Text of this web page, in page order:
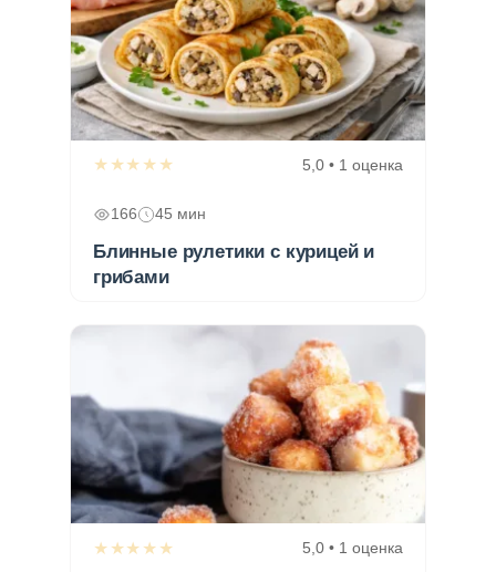
★★★★★ 5,0 • 1 оценка
166 45 мин
Блинные рулетики с курицей и
грибами
★★★★★ 5,0 • 1 оценка